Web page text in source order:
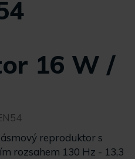
16 W /
reproduktor s
rozsahem 130 Hz - 13,3